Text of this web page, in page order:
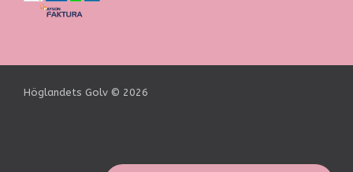
Höglandets Golv © 2026